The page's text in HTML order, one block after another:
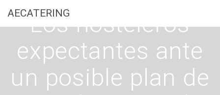
AECATERING
Los hosteleros
expectantes ante
un posible plan de